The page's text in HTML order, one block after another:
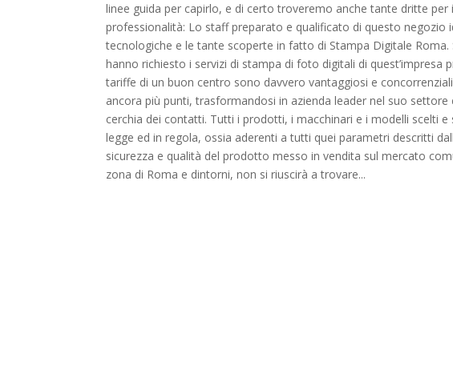
linee guida per capirlo, e di certo troveremo anche tante dritte
professionalità: Lo staff preparato e qualificato di questo negozio
tecnologiche e le tante scoperte in fatto di Stampa Digitale
hanno richiesto i servizi di stampa di foto digitali di quest’impresa
tariffe di un buon centro sono davvero vantaggiosi e
ancora più punti, trasformandosi in azienda leader nel suo
cerchia dei contatti. Tutti i prodotti, i macchinari e i modelli scelti
legge ed in regola, ossia aderenti a tutti quei parametri descritti
sicurezza e qualità del prodotto messo in vendita sul mercato
zona di Roma e dintorni, non si riuscirà a trovare...